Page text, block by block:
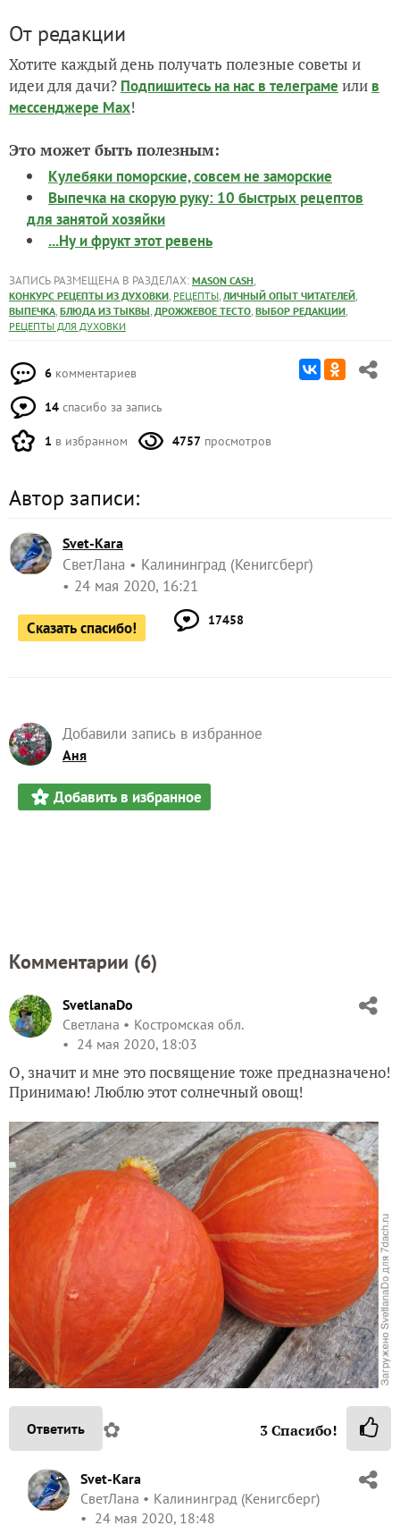
От редакции
Хотите каждый день получать полезные советы и
идеи для дачи? Подпишитесь на нас в телеграме или в
мессенджере Max!
Это может быть полезным:
Кулебяки поморские, совсем не заморские
Выпечка на скорую руку: 10 быстрых рецептов
для занятой хозяйки
...Ну и фрукт этот ревень
ЗАПИСЬ РАЗМЕЩЕНА В РАЗДЕЛАХ: MASON CASH,
КОНКУРС РЕЦЕПТЫ ИЗ ДУХОВКИ, РЕЦЕПТЫ, ЛИЧНЫЙ ОПЫТ ЧИТАТЕЛЕЙ,
ВЫПЕЧКА, БЛЮДА ИЗ ТЫКВЫ, ДРОЖЖЕВОЕ ТЕСТО, ВЫБОР РЕДАКЦИИ,
РЕЦЕПТЫ ДЛЯ ДУХОВКИ
6 комментариев
14 спасибо за запись
1 в избранном 4757 просмотров
Автор записи:
Svet-Kara
СветЛана
Калининград (Кенигсберг)
24 мая 2020, 16:21
Сказать спасибо! 17458
Добавили запись в избранное
Аня
Добавить в избранное
Комментарии (6)
SvetlanaDo
Светлана
Костромская обл.
24 мая 2020, 18:03
О, значит и мне это посвящение тоже предназначено!
Принимаю! Люблю этот солнечный овощ!
Ответить ✿ 3Спасибо!
Svet-Kara
СветЛана
Калининград (Кенигсберг)
24 мая 2020, 18:48